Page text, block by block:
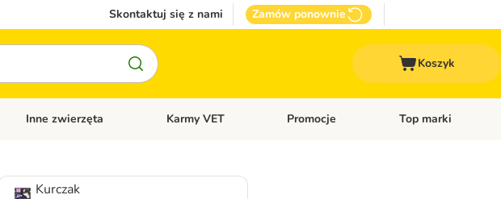
Skontaktuj się z nami Zamów ponownie
Koszyk
dla psa
Otwórz menu kategorii: Akcesoria dla psa
Inne zwierzęta Otwórz menu kategorii: Inne zwierzęta
Karmy VET Otwórz menu kategorii: Karmy VET
Promocje Otwórz menu
Top marki
Kurczak